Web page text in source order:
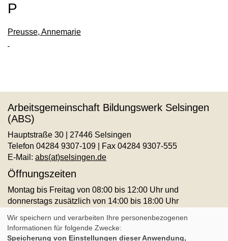
P
Preusse, Annemarie
Arbeitsgemeinschaft Bildungswerk Selsingen
(ABS)
Hauptstraße 30 | 27446 Selsingen
Telefon 04284 9307-109 | Fax 04284 9307-555
E-Mail: abs(at)selsingen.de
Öffnungszeiten
Montag bis Freitag von 08:00 bis 12:00 Uhr und
donnerstags zusätzlich von 14:00 bis 18:00 Uhr
AGB
Impressum Datenschutz Widerruf
Wir speichern und verarbeiten Ihre personenbezogenen
Informationen für folgende Zwecke:
Speicherung von Einstellungen dieser Anwendung,